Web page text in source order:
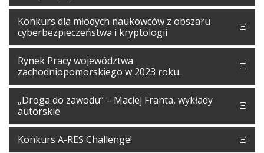
Konkurs dla młodych naukowców z obszaru
cyberbezpieczeństwa i kryptologii
Rynek Pracy województwa
zachodniopomorskiego w 2023 roku.
„Droga do zawodu” – Maciej Franta, wykłady
autorskie
Konkurs A-RES Challenge!